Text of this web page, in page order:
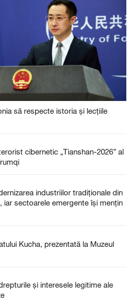
să respecte istoria și lecțiile
cibernetic „Tianshan-2026” al
industriilor tradiționale din
iar sectoarele emergente își mențin
Kucha, prezentată la Muzeul
și interesele legitime ale